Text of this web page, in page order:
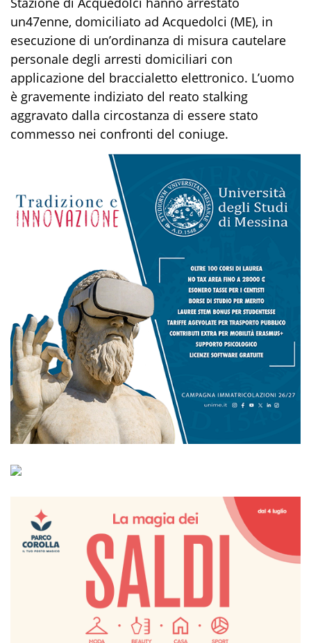
un47enne, domiciliato ad Acquedolci (ME), in
esecuzione di un’ordinanza di misura cautelare
personale degli arresti domiciliari con
applicazione del braccialetto elettronico. L’uomo
è gravemente indiziato del reato stalking
aggravato dalla circostanza di essere stato
commesso nei confronti del coniuge.